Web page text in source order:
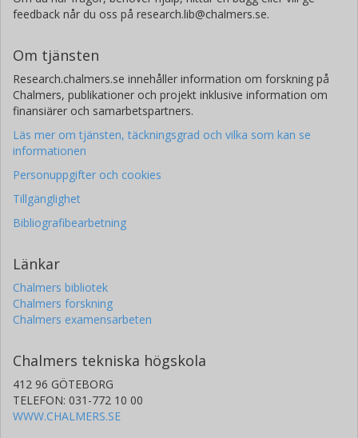
feedback når du oss på research.lib@chalmers.se.
Om tjänsten
Research.chalmers.se innehåller information om forskning på
Chalmers, publikationer och projekt inklusive information om
finansiärer och samarbetspartners.
Läs mer om tjänsten, täckningsgrad och vilka som kan se
informationen
Personuppgifter och cookies
Tillgänglighet
Bibliografibearbetning
Länkar
Chalmers bibliotek
Chalmers forskning
Chalmers examensarbeten
Chalmers tekniska högskola
412 96 GÖTEBORG
TELEFON: 031-772 10 00
WWW.CHALMERS.SE